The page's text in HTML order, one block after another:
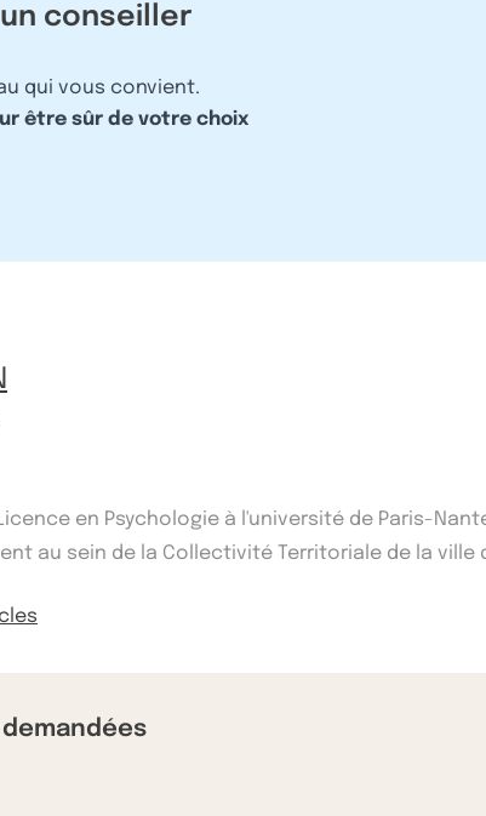
un conseiller
qui vous convient.
être sûr de votre choix
en Psychologie à l'université de Paris-
au sein de la Collectivité Territoriale de la ville
demandées